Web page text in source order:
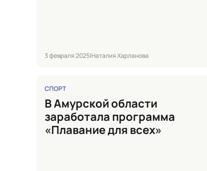
3 февраля 2025|Наталия Харланова
СПОРТ
в Амурской области
заработала программа
«Плавание для всех»